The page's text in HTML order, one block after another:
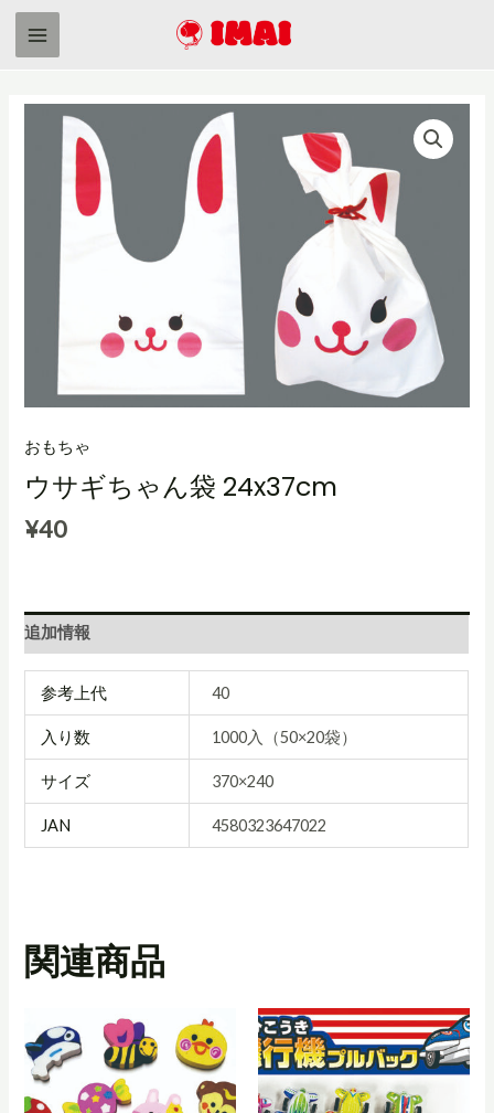
Main
おもちゃ
ウサギちゃん袋 24x37cm
¥40
追加情報
参考上代 40
入り数 1000入（50×20袋）
サイズ 370×240
JAN 4580323647022
関連商品